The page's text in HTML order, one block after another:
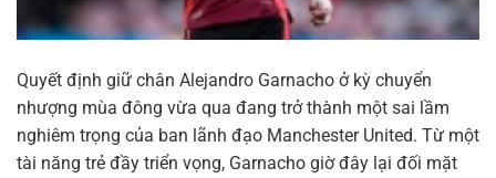
Quyết định giữ chân Alejandro Garnacho ở kỳ chuyển
nhượng mùa đông vừa qua đang trở thành một sai lầm
nghiêm trọng của ban lãnh đạo Manchester United. Từ một
tài năng trẻ đầy triển vọng, Garnacho giờ đây lại đối mặt